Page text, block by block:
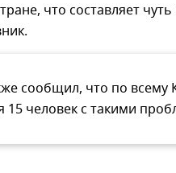
что составляет
сообщил, что по всему
15 человек с такими